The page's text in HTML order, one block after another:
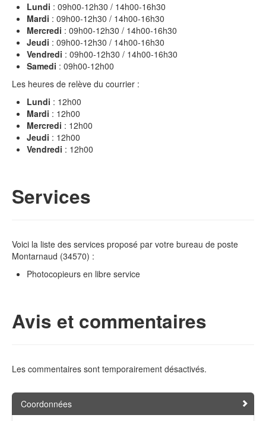
Lundi : 09h00-12h30 / 14h00-16h30
Mardi : 09h00-12h30 / 14h00-16h30
Mercredi : 09h00-12h30 / 14h00-16h30
Jeudi : 09h00-12h30 / 14h00-16h30
Vendredi : 09h00-12h30 / 14h00-16h30
Samedi : 09h00-12h00
Les heures de relève du courrier :
Lundi : 12h00
Mardi : 12h00
Mercredi : 12h00
Jeudi : 12h00
Vendredi : 12h00
Services
Voici la liste des services proposé par votre bureau de poste
Montarnaud (34570) :
Photocopieurs en libre service
Avis et commentaires
Les commentaires sont temporairement désactivés.
Coordonnées